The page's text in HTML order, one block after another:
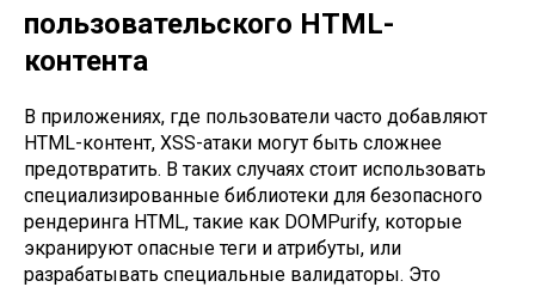
пользовательского HTML-
контента
В приложениях, где пользователи часто добавляют
HTML-контент, XSS-атаки могут быть сложнее
предотвратить. В таких случаях стоит использовать
специализированные библиотеки для безопасного
рендеринга HTML, такие как DOMPurify, которые
экранируют опасные теги и атрибуты, или
разрабатывать специальные валидаторы. Это